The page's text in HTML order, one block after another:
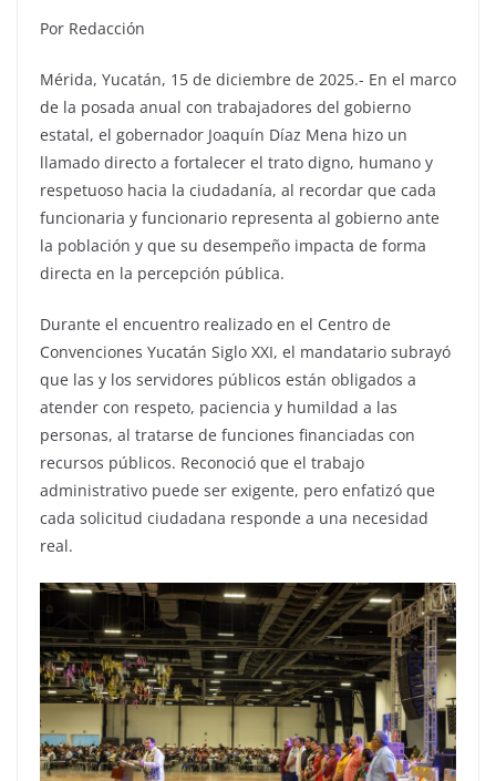
Por Redacción
Mérida, Yucatán, 15 de diciembre de 2025.- En el marco
de la posada anual con trabajadores del gobierno
estatal, el gobernador Joaquín Díaz Mena hizo un
llamado directo a fortalecer el trato digno, humano y
respetuoso hacia la ciudadanía, al recordar que cada
funcionaria y funcionario representa al gobierno ante
la población y que su desempeño impacta de forma
directa en la percepción pública.
Durante el encuentro realizado en el Centro de
Convenciones Yucatán Siglo XXI, el mandatario subrayó
que las y los servidores públicos están obligados a
atender con respeto, paciencia y humildad a las
personas, al tratarse de funciones financiadas con
recursos públicos. Reconoció que el trabajo
administrativo puede ser exigente, pero enfatizó que
cada solicitud ciudadana responde a una necesidad
real.